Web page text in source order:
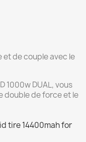
de couple avec le
1000w DUAL, vous
double de force et le
tire 14400mah for